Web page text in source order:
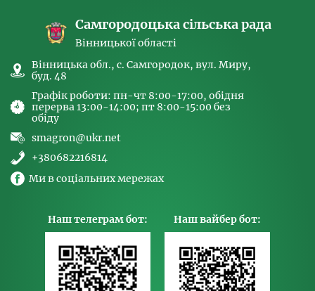
Самгородоцька сільська рада
Вінницької області
Вінницька обл., с. Самгородок, вул. Миру,
буд. 48
Графік роботи: пн-чт 8:00-17:00, обідня
перерва 13:00-14:00; пт 8:00-15:00 без
обіду
smagron@ukr.net
+380682216814
Ми в соціальних мережах
Наш телеграм бот: Наш вайбер бот: